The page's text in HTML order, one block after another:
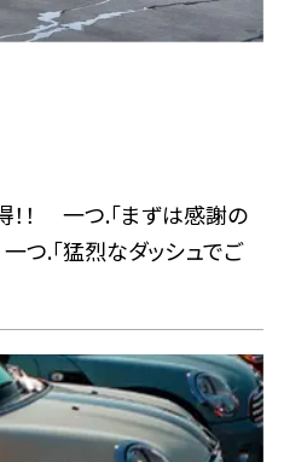
！！ 一つ.「まずは感謝の
つ.「猛烈なダッシュでご